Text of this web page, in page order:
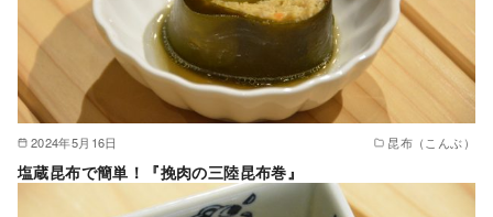
2024年5月16日 昆布（こんぶ）
塩蔵昆布で簡単！『挽肉の三陸昆布巻』